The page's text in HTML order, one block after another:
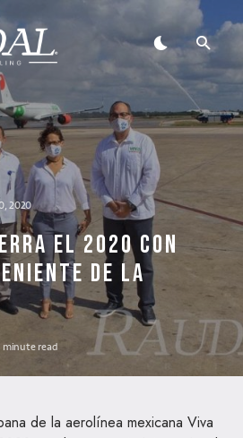
2020
EL 2020 CON
DE LA
minute read
de la aerolínea mexicana Viva